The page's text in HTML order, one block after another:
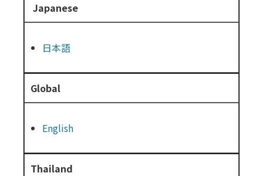
Japanese
日本語
Global
English
Thailand